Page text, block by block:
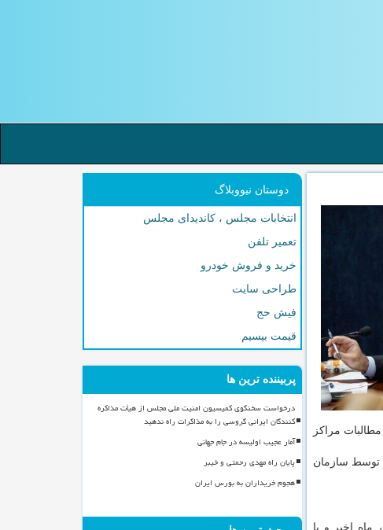
مراکز
توسط سازمان
اخیر و با
دوستان نیووبلاگ
انتخابات مجلس ، کاندیدای مجلس
تعمیر تلفن
خرید و فروش خودرو
طراحی سایت
فیش حج
قیمت بیسیم
پربیننده ترین ها
درخواست سخنگوی کمیسیون امنیت ملی مجلس از هیأت مذاکره
کنندگان ایرانی گروسی را به مذاکرات راه ندهید
آمار عجیب اولیسه در جام جهانی
پایان راه مهدی رحمتی و خیبر
هجوم خریداران به بورس ایران